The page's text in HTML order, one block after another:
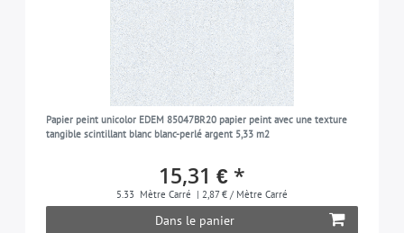
Papier peint unicolor EDEM 85047BR20 papier peint avec une texture
tangible scintillant blanc blanc-perlé argent 5,33 m2
15,31 € *
5.33 Mètre Carré | 2,87 € / Mètre Carré
Dans le panier